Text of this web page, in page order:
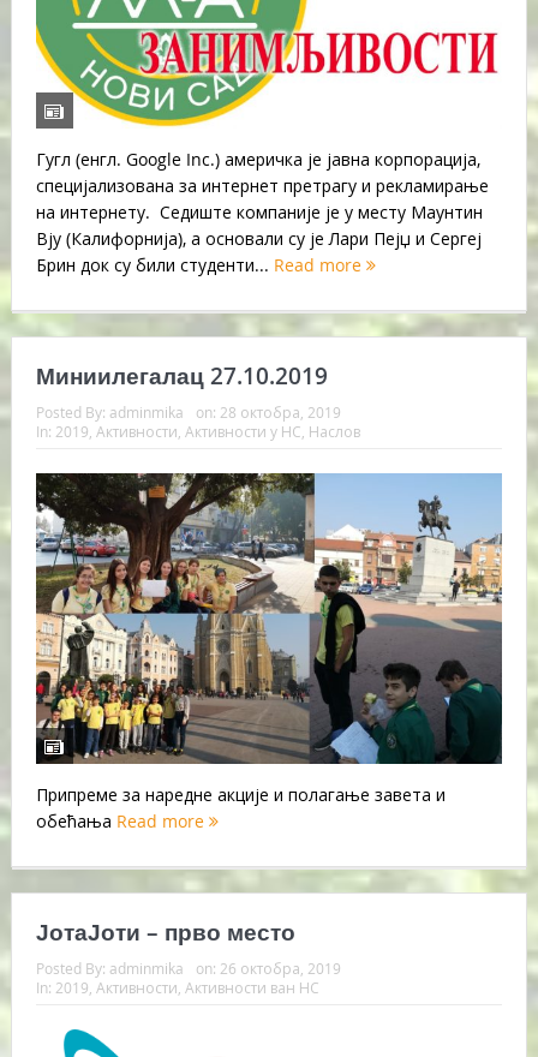
Гугл (енгл. Google Inc.) америчка је јавна корпорација,
специјализована за интернет претрагу и рекламирање
на интернету. Седиште компаније је у месту Маунтин
Вју (Калифорнија), а основали су је Лари Пејџ и Сергеј
Брин док су били студенти... Read more
Миниилегалац 27.10.2019
Posted By: adminmika on: 28 октобра, 2019
In: 2019 Активности Активности у НС Наслов
Припреме за наредне акције и полагање завета и
обећања Read more
ЈотаЈоти – прво место
Posted By: adminmika on: 26 октобра, 2019
In: 2019 Активности Активности ван НС